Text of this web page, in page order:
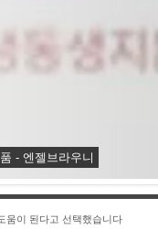
- 엔젤브라우니
움이 된다고 선택했습니다